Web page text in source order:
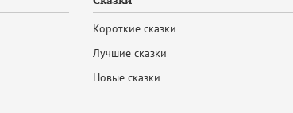
Короткие сказки
Лучшие сказки
Новые сказки